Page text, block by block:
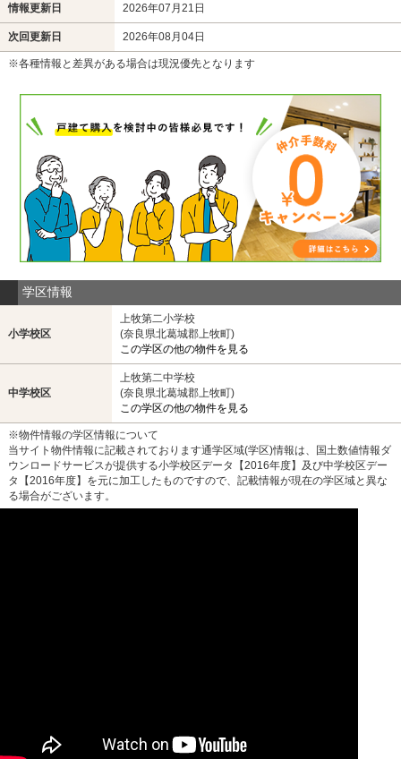
情報更新日 2026年07月21日
次回更新日 2026年08月04日
※各種情報と差異がある場合は現況優先となります
学区情報
小学校区
上牧第二小学校
(奈良県北葛城郡上牧町)
この学区の他の物件を見る
中学校区
上牧第二中学校
(奈良県北葛城郡上牧町)
この学区の他の物件を見る
※物件情報の学区情報について
当サイト物件情報に記載されております通学区域(学区)情報は、国土数値情報ダ
ウンロードサービスが提供する小学校区データ【2016年度】及び中学校区デー
タ【2016年度】を元に加工したものですので、記載情報が現在の学区域と異な
る場合がございます。